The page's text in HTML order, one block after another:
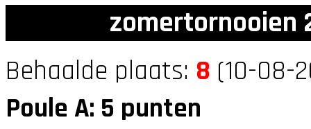
zomertornooien
Behaalde plaats: 8 (10-08-
Poule A: 5 punten